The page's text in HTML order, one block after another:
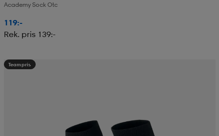
Academy Sock Otc
119:-
Rek. pris 139:-
Teampris